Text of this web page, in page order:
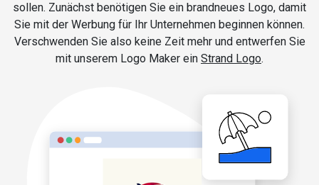
sollen. Zunächst benötigen Sie ein brandneues Logo, damit
Sie mit der Werbung für Ihr Unternehmen beginnen können.
Verschwenden Sie also keine Zeit mehr und entwerfen Sie
mit unserem Logo Maker ein Strand Logo.